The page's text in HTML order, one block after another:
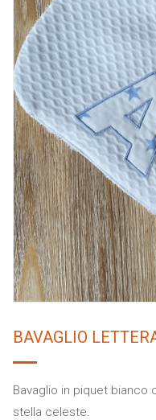
BAVAGLIO
Bavaglio in piquet bianco
stella celeste.